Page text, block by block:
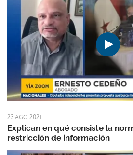
23 AGO 2021
Explican en qué consiste la
restricción de información